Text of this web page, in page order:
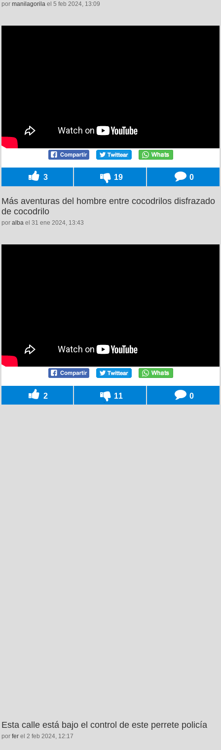
por manilagorila el 5 feb 2024, 13:09
3 19 0
Más aventuras del hombre entre cocodrilos disfrazado
de cocodrilo
por alba el 31 ene 2024, 13:43
2 11 0
Esta calle está bajo el control de este perrete policía
por fer el 2 feb 2024, 12:17